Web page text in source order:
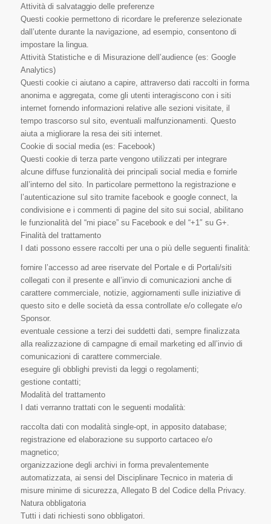
Attività di salvataggio delle preferenze
Questi cookie permettono di ricordare le preferenze selezionate
dall’utente durante la navigazione, ad esempio, consentono di
impostare la lingua.
Attività Statistiche e di Misurazione dell’audience (es: Google
Analytics)
Questi cookie ci aiutano a capire, attraverso dati raccolti in forma
anonima e aggregata, come gli utenti interagiscono con i siti
internet fornendo informazioni relative alle sezioni visitate, il
tempo trascorso sul sito, eventuali malfunzionamenti. Questo
aiuta a migliorare la resa dei siti internet.
Cookie di social media (es: Facebook)
Questi cookie di terza parte vengono utilizzati per integrare
alcune diffuse funzionalità dei principali social media e fornirle
all’interno del sito. In particolare permettono la registrazione e
l’autenticazione sul sito tramite facebook e google connect, la
condivisione e i commenti di pagine del sito sui social, abilitano
le funzionalità del “mi piace” su Facebook e del “+1″ su G+.
Finalità del trattamento
I dati possono essere raccolti per una o più delle seguenti finalità:
fornire l’accesso ad aree riservate del Portale e di Portali/siti
collegati con il presente e all’invio di comunicazioni anche di
carattere commerciale, notizie, aggiornamenti sulle iniziative di
questo sito e delle società da essa controllate e/o collegate e/o
Sponsor.
eventuale cessione a terzi dei suddetti dati, sempre finalizzata
alla realizzazione di campagne di email marketing ed all’invio di
comunicazioni di carattere commerciale.
eseguire gli obblighi previsti da leggi o regolamenti;
gestione contatti;
Modalità del trattamento
I dati verranno trattati con le seguenti modalità:
raccolta dati con modalità single-opt, in apposito database;
registrazione ed elaborazione su supporto cartaceo e/o
magnetico;
organizzazione degli archivi in forma prevalentemente
automatizzata, ai sensi del Disciplinare Tecnico in materia di
misure minime di sicurezza, Allegato B del Codice della Privacy.
Natura obbligatoria
Tutti i dati richiesti sono obbligatori.